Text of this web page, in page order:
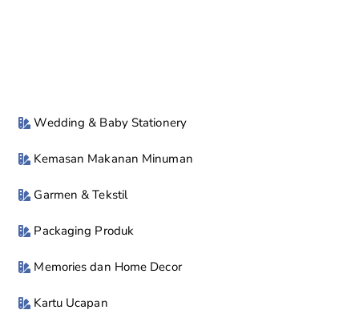
Wedding & Baby Stationery
Kemasan Makanan Minuman
Garmen & Tekstil
Packaging Produk
Memories dan Home Decor
Kartu Ucapan